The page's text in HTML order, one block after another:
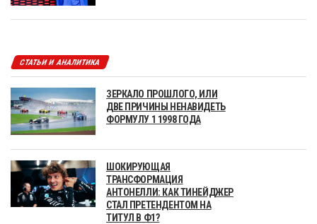
СТАТЬИ И АНАЛИТИКА
ЗЕРКАЛО ПРОШЛОГО, ИЛИ
ДВЕ ПРИЧИНЫ НЕНАВИДЕТЬ
ФОРМУЛУ 1 1998 ГОДА
ШОКИРУЮЩАЯ
ТРАНСФОРМАЦИЯ
АНТОНЕЛЛИ: КАК ТИНЕЙДЖЕР
СТАЛ ПРЕТЕНДЕНТОМ НА
ТИТУЛ В Ф1?